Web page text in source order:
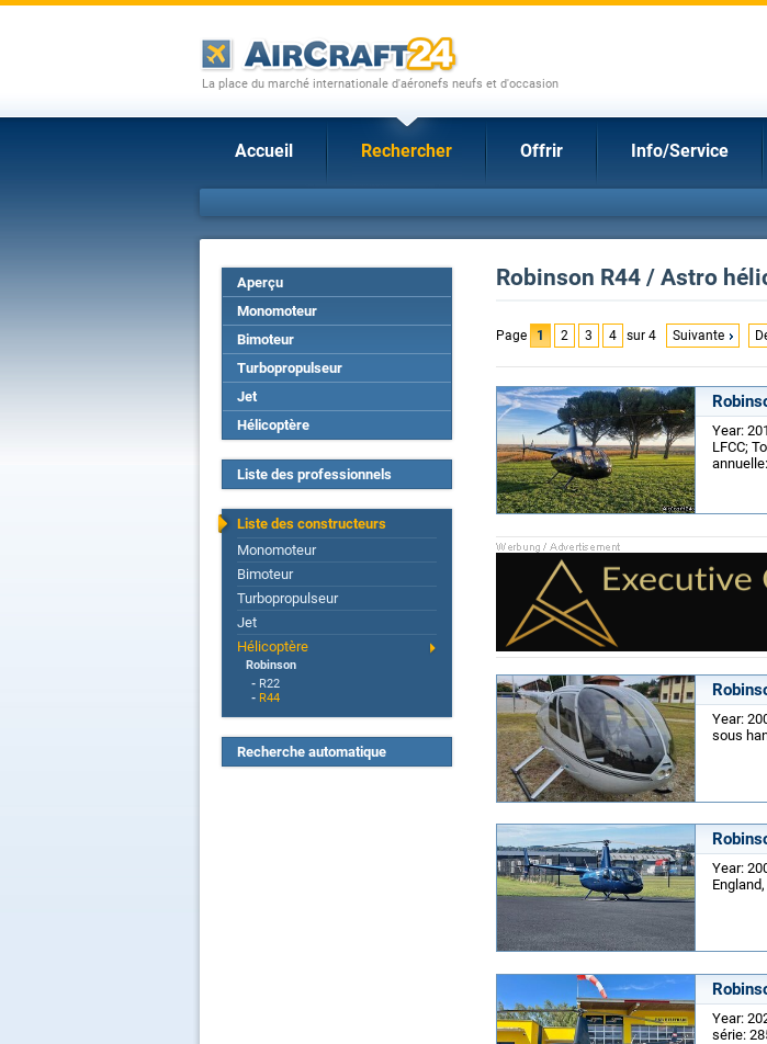
La place du marché internationale d'aéronefs neufs et d'occasion
Accueil Rechercher Offrir Info/Service
Aperçu
Monomoteur
Bimoteur
Turbopropulseur
Jet
Hélicoptère
Liste des professionnels
Liste des constructeurs
Monomoteur
Bimoteur
Turbopropulseur
Jet
Hélicoptère
Robinson
- R22
- R44
Recherche automatique
Robinson R44 / Astro
Page 1 2 3 4 sur 4 Suivante
Year:
LFCC;
Year:
sous
Year:
Year:
série: